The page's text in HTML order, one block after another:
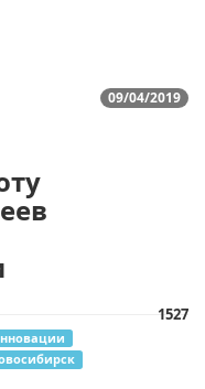
09/04/2019
1527